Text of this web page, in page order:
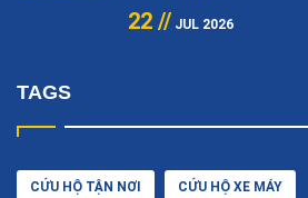
22 // JUL 2026
TAGS
CỨU HỘ TẬN NƠI CỨU HỘ XE MÁY